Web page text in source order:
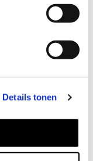
Details tonen